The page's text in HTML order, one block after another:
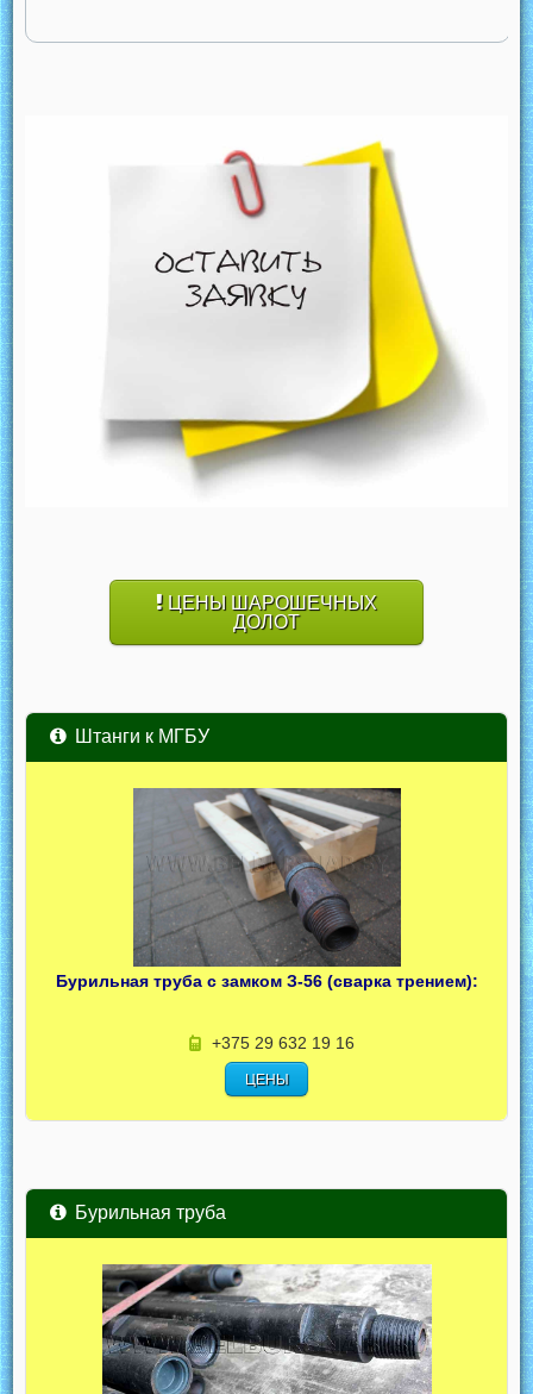
ЦЕНЫ ШАРОШЕЧНЫХ
ДОЛОТ
Штанги к МГБУ
Бурильная труба с замком З-56 (сварка трением):
+375 29 632 19 16
ЦЕНЫ
Бурильная труба